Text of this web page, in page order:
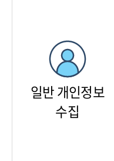
일반 개인정보
수집